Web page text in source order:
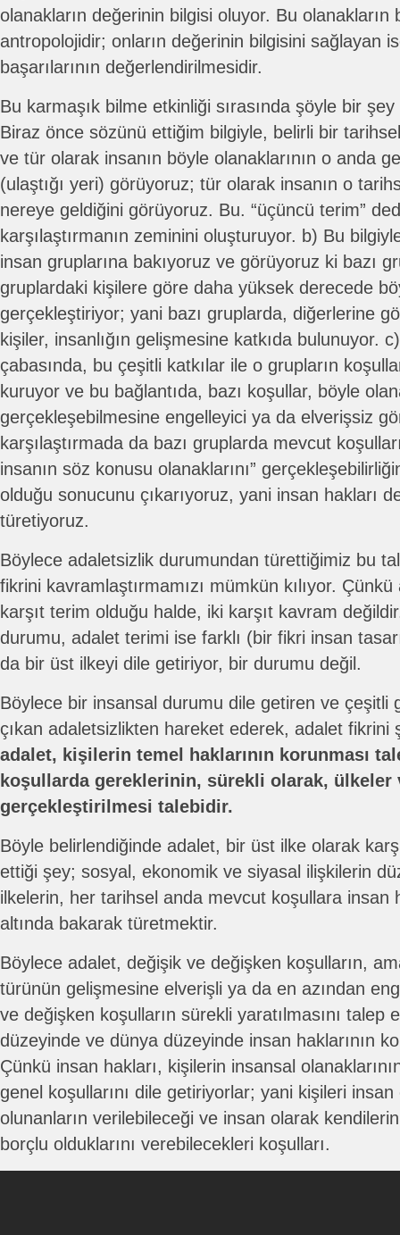
olanakların değerinin bilgisi oluyor. Bu
antropolojidir; onların değerinin bilgisini sağlayan
başarılarının değerlendirilmesidir.
Bu karmaşık bilme etkinliği sırasında şöyle bir
Biraz önce sözünü ettiğim bilgiyle, belirli bir
ve tür olarak insanın böyle olanaklarının o anda
(ulaştığı yeri) görüyoruz; tür olarak insanın o
nereye geldiğini görüyoruz. Bu. “üçüncü terim”
karşılaştırmanın zeminini oluşturuyor. b) Bu
insan gruplarına bakıyoruz ve görüyoruz ki bazı
gruplardaki kişilere göre daha yüksek derecede
gerçekleştiriyor; yani bazı gruplarda, diğerlerine
kişiler, insanlığın gelişmesine katkıda bulunuyor.
çabasında, bu çeşitli katkılar ile o grupların
kuruyor ve bu bağlantıda, bazı koşullar, böyle
gerçekleşebilmesine engelleyici ya da elverişsiz
karşılaştırmada da bazı gruplarda mevcut
insanın söz konusu olanaklarını”
olduğu sonucunu çıkarıyoruz, yani insan hakları
türetiyoruz.
Böylece adaletsizlik durumundan türettiğimiz bu
fikrini kavramlaştırmamızı mümkün kılıyor.
karşıt terim olduğu halde, iki karşıt kavram
durumu, adalet terimi ise farklı (bir fikri insan
da bir üst ilkeyi dile getiriyor, bir durumu değil.
Böylece bir insansal durumu dile getiren ve çeşitli
çıkan adaletsizlikten hareket ederek, adalet fikrini
adalet, kişilerin temel haklarının korunması
koşullarda gereklerinin, sürekli olarak, ülkeler
gerçekleştirilmesi talebidir.
Böyle belirlendiğinde adalet, bir üst ilke olarak
ettiği şey; sosyal, ekonomik ve siyasal ilişkilerin
ilkelerin, her tarihsel anda mevcut koşullara insan
altında bakarak türetmektir.
Böylece adalet, değişik ve değişken koşulların,
türünün gelişmesine elverişli ya da en azından
ve değişken koşulların sürekli yaratılmasını talep
düzeyinde ve dünya düzeyinde insan haklarının
Çünkü insan hakları, kişilerin insansal
genel koşullarını dile getiriyorlar; yani kişileri
olunanların verilebileceği ve insan olarak
borçlu olduklarını verebilecekleri koşulları.